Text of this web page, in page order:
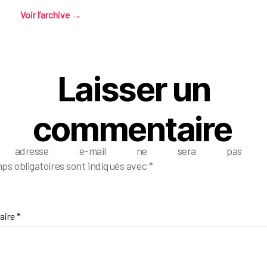
Voir l’archive →
Laisser un
commentaire
adresse e-mail ne sera pas
obligatoires sont indiqués avec*
*